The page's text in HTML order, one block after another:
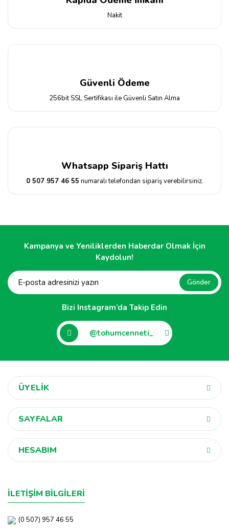
Nakit
Güvenli Ödeme
256bit SSL Sertifikası ile Güvenli Satın Alma
Whatsapp Sipariş Hattı
0 507 957 46 55 numaralı telefondan sipariş verebilirsiniz.
Kampanya ve Yeniliklerden Haberdar Olmak İçin
Kaydolun!
Gönder
Bizi Instagram’da Takip Edin
@tohumcenneti_
ÜYELİK
SAYFALAR
HESABIM
İLETİŞİM BİLGİLERİ
(0 507) 957 46 55